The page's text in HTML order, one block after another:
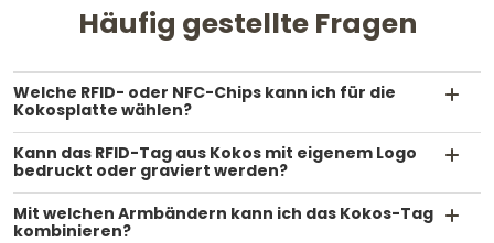
Häufig gestellte Fragen
Welche RFID- oder NFC-Chips kann ich für die
Kokosplatte wählen?
Kann das RFID-Tag aus Kokos mit eigenem Logo
bedruckt oder graviert werden?
Mit welchen Armbändern kann ich das Kokos-Tag
kombinieren?